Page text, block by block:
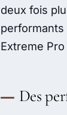
deux fois
performants
Extreme Pro
Des